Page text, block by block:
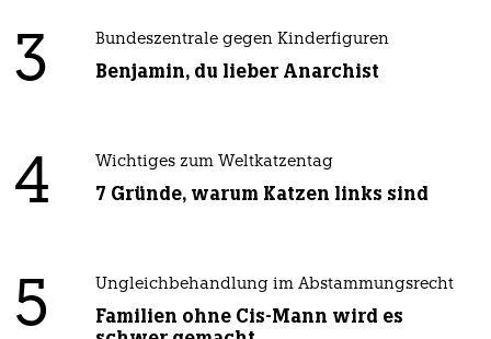
3 Bundeszentrale gegen Kinderfiguren
Benjamin, du lieber Anarchist
4 Wichtiges zum Weltkatzentag
7 Gründe, warum Katzen links sind
5 Ungleichbehandlung im Abstammungsrecht
Familien ohne Cis-Mann wird es